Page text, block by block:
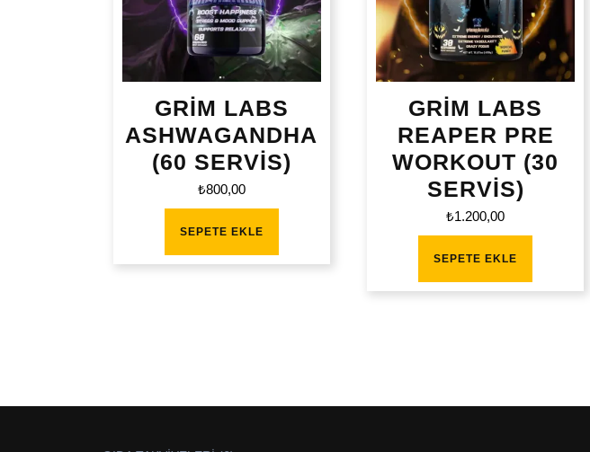
GRİM LABS
ASHWAGANDHA
(60 SERVİS)
₺800,00
SEPETE EKLE
GRİM LABS
REAPER PRE
WORKOUT (30
SERVİS)
₺1.200,00
SEPETE EKLE